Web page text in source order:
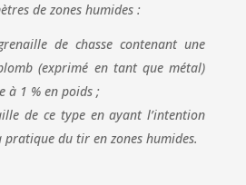
de zones humides :
de chasse contenant une
(exprimé en tant que métal)
à 1 % en poids ;
de ce type en ayant l’intention
du tir en zones humides.